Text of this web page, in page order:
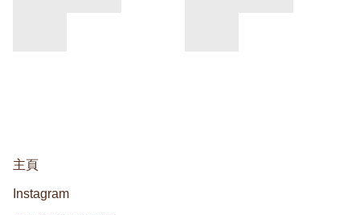
主頁
Instagram